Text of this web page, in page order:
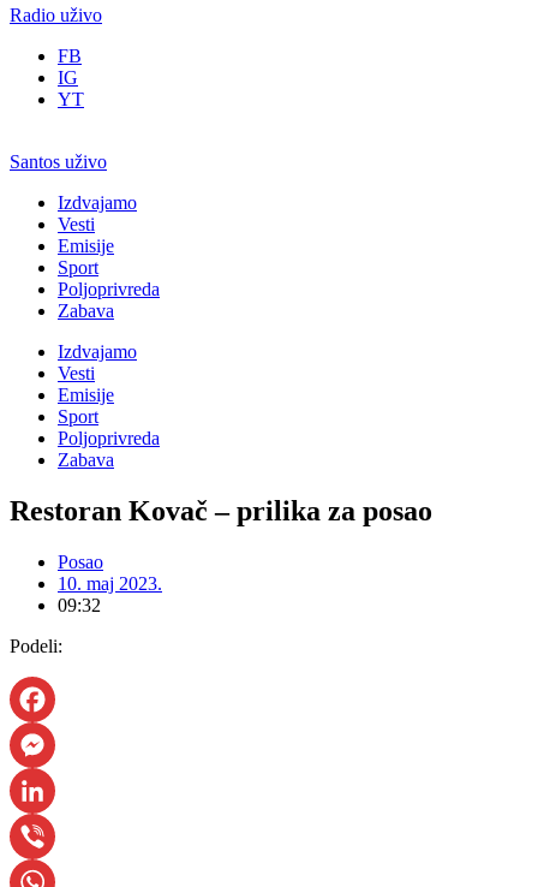
Radio uživo
FB
IG
YT
Santos uživo
Izdvajamo
Vesti
Emisije
Sport
Poljoprivreda
Zabava
Izdvajamo
Vesti
Emisije
Sport
Poljoprivreda
Zabava
Restoran Kovač – prilika za posao
Posao
10. maj 2023.
09:32
Podeli:
Facebook
Messenger
LinkedIn
Viber